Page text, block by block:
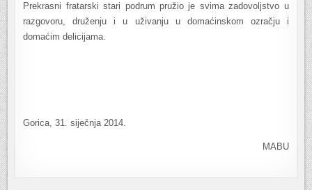
Prekrasni fratarski stari podrum pružio je svima zadovoljstvo u
razgovoru, druženju i u uživanju u domaćinskom ozračju i
domaćim delicijama.
Gorica, 31. siječnja 2014.
MABU